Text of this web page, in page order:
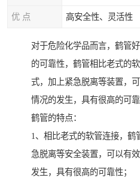
优 点 高安全性、灵活性
对于危险化学品而言，鹤管
的可靠性，鹤管相比老式的
式，加上紧急脱离等装置，
情况的发生，具有很高的可靠
鹤管的特点：
1、相比老式的软管连接，
急脱离等安全装置，可以有
发生，具有很高的可靠性；